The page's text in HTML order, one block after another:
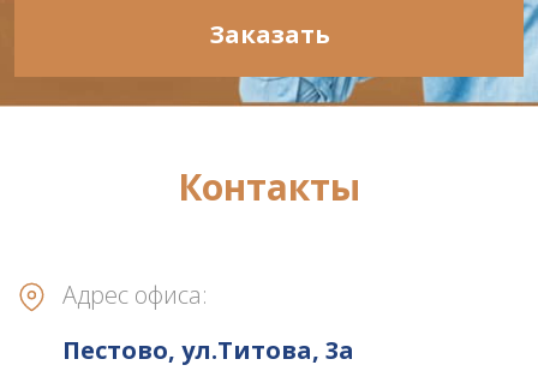
Заказать
Контакты
Адрес офиса:
Пестово, ул.Титова, 3а